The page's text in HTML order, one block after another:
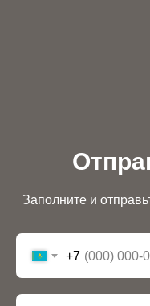
Заполните и
+7